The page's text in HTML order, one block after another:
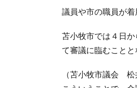
議員や市の職員が着
苫小牧市では４日
て審議に臨むことと
（苫小牧市議会 松